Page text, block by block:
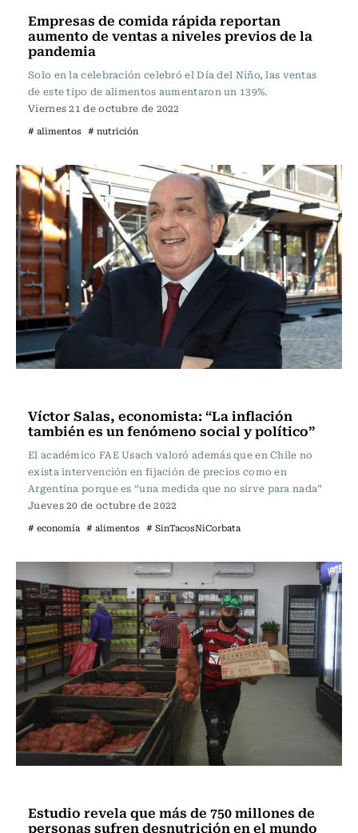
Empresas de comida rápida reportan
aumento de ventas a niveles previos de la
pandemia
Solo en la celebración celebró el Día del Niño, las ventas
de este tipo de alimentos aumentaron un 139%.
Viernes 21 de octubre de 2022
# alimentos # nutrición
Víctor Salas, economista: “La inflación
también es un fenómeno social y político”
El académico FAE Usach valoró además que en Chile no
exista intervención en fijación de precios como en
Argentina porque es “una medida que no sirve para nada”
Jueves 20 de octubre de 2022
# economía # alimentos # SinTacosNiCorbata
Estudio revela que más de 750 millones de
personas sufren desnutrición en el mundo